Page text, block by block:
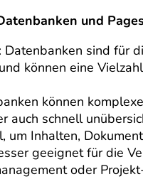
und
: Datenbanken sind für
können eine
können
auch schnell
um Inhalten,
geeignet für die
oder